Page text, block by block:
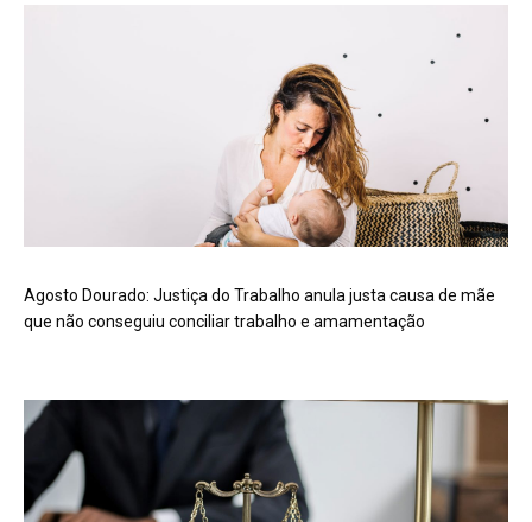
Agosto Dourado: Justiça do Trabalho anula justa causa de mãe
que não conseguiu conciliar trabalho e amamentação